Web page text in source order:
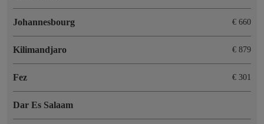
Johannesbourg € 660
Kilimandjaro € 879
Fez € 301
Dar Es Salaam